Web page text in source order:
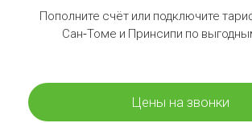
Пополните счёт или подключите
Сан-Томе и Принсипи по
Цены на звонки